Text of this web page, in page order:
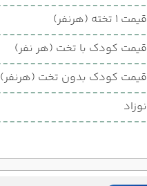
قیمت 1 تخته (هرنفر)
قیمت کودک با تخت (هر نفر)
قیمت کودک بدون تخت (هرنفر)
نوزاد